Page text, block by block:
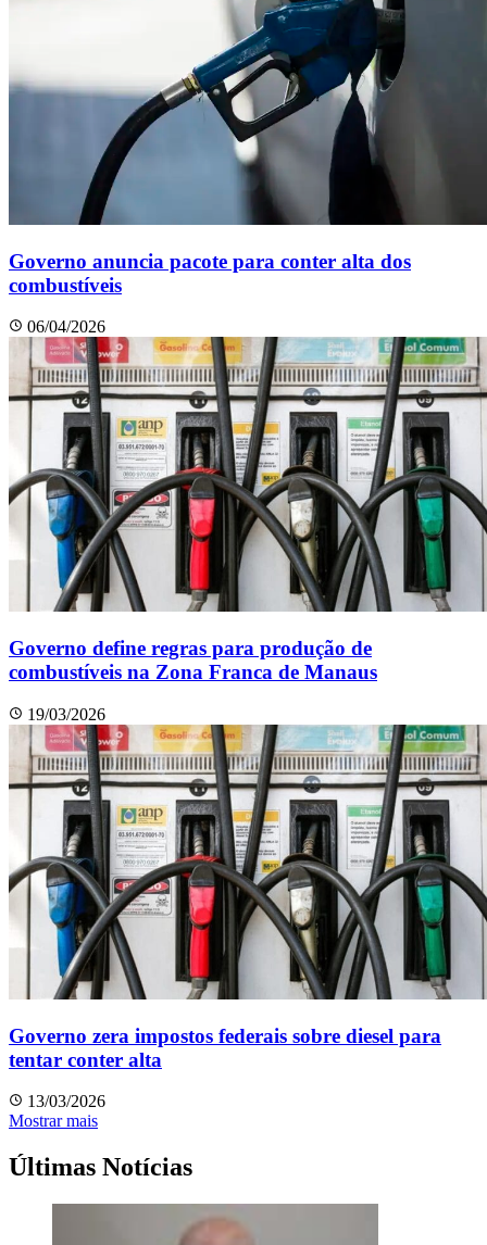
Governo anuncia pacote para conter alta dos
combustíveis
06/04/2026
Governo define regras para produção de
combustíveis na Zona Franca de Manaus
19/03/2026
Governo zera impostos federais sobre diesel para
tentar conter alta
13/03/2026
Mostrar mais
Últimas Notícias